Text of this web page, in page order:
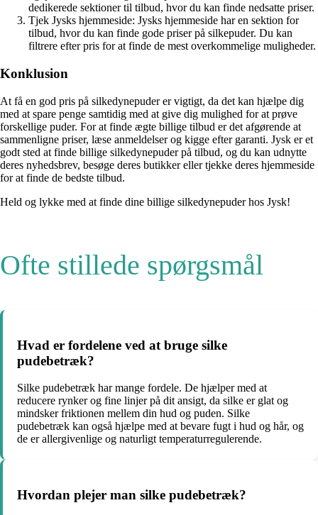
dedikerede sektioner til tilbud, hvor du kan finde nedsatte priser.
Tjek Jysks hjemmeside: Jysks hjemmeside har en sektion for
tilbud, hvor du kan finde gode priser på silkepuder. Du kan
filtrere efter pris for at finde de mest overkommelige muligheder.
Konklusion
At få en god pris på silkedynepuder er vigtigt, da det kan hjælpe dig
med at spare penge samtidig med at give dig mulighed for at prøve
forskellige puder. For at finde ægte billige tilbud er det afgørende at
sammenligne priser, læse anmeldelser og kigge efter garanti. Jysk er et
godt sted at finde billige silkedynepuder på tilbud, og du kan udnytte
deres nyhedsbrev, besøge deres butikker eller tjekke deres hjemmeside
for at finde de bedste tilbud.
Held og lykke med at finde dine billige silkedynepuder hos Jysk!
Ofte stillede spørgsmål
Hvad er fordelene ved at bruge silke
pudebetræk?
Silke pudebetræk har mange fordele. De hjælper med at
reducere rynker og fine linjer på dit ansigt, da silke er glat og
mindsker friktionen mellem din hud og puden. Silke
pudebetræk kan også hjælpe med at bevare fugt i hud og hår, og
de er allergivenlige og naturligt temperaturregulerende.
Hvordan plejer man silke pudebetræk?